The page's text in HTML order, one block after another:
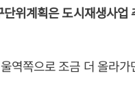
위계획은 도시재생사업
역쪽으로 조금 더 올라